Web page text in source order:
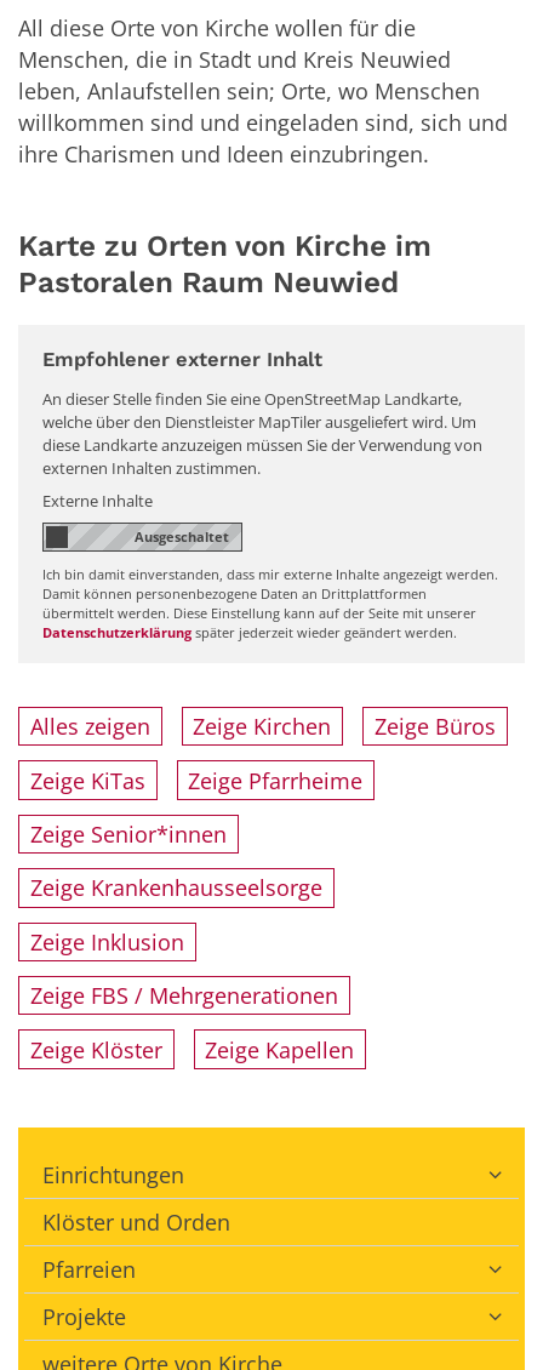
All diese Orte von Kirche wollen für die
Menschen, die in Stadt und Kreis Neuwied
leben, Anlaufstellen sein; Orte, wo Menschen
willkommen sind und eingeladen sind, sich und
ihre Charismen und Ideen einzubringen.
Karte zu Orten von Kirche im
Pastoralen Raum Neuwied
Empfohlener externer Inhalt
An dieser Stelle finden Sie eine OpenStreetMap Landkarte,
welche über den Dienstleister MapTiler ausgeliefert wird. Um
diese Landkarte anzuzeigen müssen Sie der Verwendung von
externen Inhalten zustimmen.
Externe Inhalte
Ich bin damit einverstanden, dass mir externe Inhalte angezeigt werden.
Damit können personenbezogene Daten an Drittplattformen
übermittelt werden. Diese Einstellung kann auf der Seite mit unserer
Datenschutzerklärung später jederzeit wieder geändert werden.
Alles zeigen Zeige Kirchen
Zeige Büros
Zeige KiTas
Zeige Pfarrheime
Zeige Senior*innen
Zeige Krankenhausseelsorge
Zeige Inklusion
Zeige FBS / Mehrgenerationen
Zeige Klöster
Zeige Kapellen
Einrichtungen
Klöster und Orden
Pfarreien
Projekte
weitere Orte von Kirche